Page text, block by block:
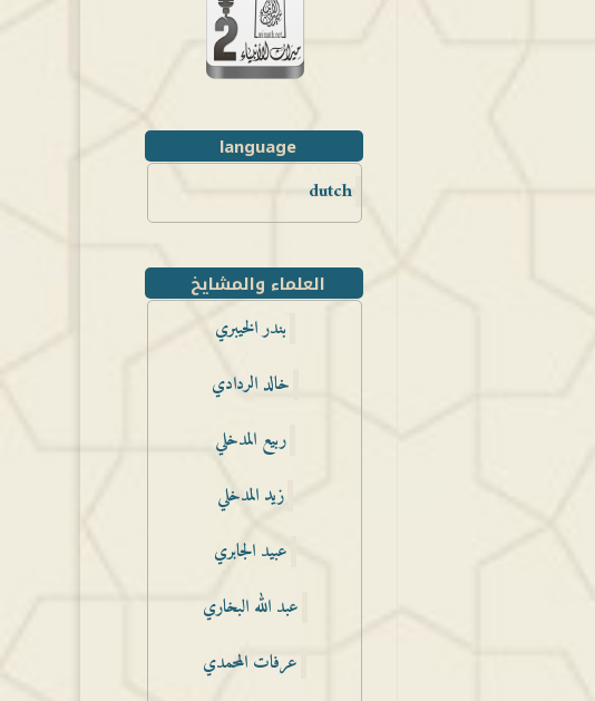
language
dutch
العلماء والمشايخ
بندر الخيبري
خالد الردادي
ربيع المدخلي
زيد المدخلي
عبيد الجابري
عبد الله البخاري
عرفات المحمدي